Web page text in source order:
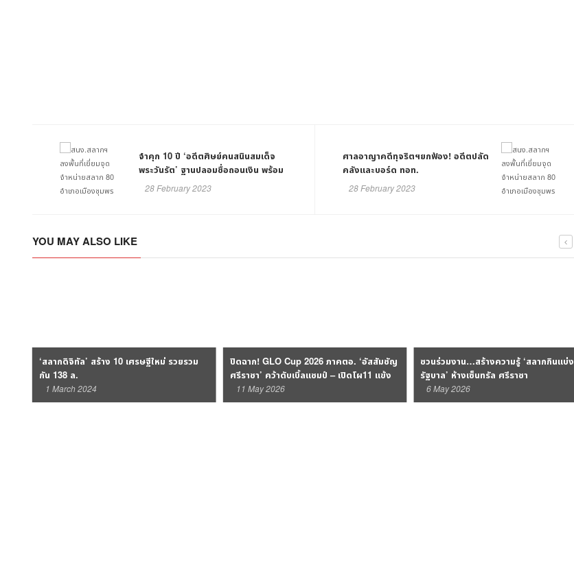
จำคุก 10 ปี ‘อดีตศิษย์คนสนินสมเด็จ
พระวันรัต’ ฐานปลอมชื่อถอนเงิน พร้อม
ชดใช้เงิน 80 ลบ. คืนวัดวชริธรรมฯ
28 February 2023
ศาลอาญาคดีทุจริตฯยกฟ้อง! อดีตปลัด
คลังและบอร์ด ทอท.
28 February 2023
YOU MAY ALSO LIKE
‘สลากดิจิทัล’ สร้าง 10 เศรษฐีใหม่ รวยรวม
กัน 138 ล.
1 March 2024
ปิดฉาก! GLO Cup 2026 ภาคตอ. ‘อัสสัมชัญ
ศรีราชา’ คว้าดับเบิ้ลแชมป์ – เปิดโผ11 แข้ง
GLO STAR
11 May 2026
ชวนร่วมงาน…สร้างความรู้ ‘สลากกินแบ่ง
รัฐบาล’ ห้างเซ็นทรัล ศรีราชา
6 May 2026